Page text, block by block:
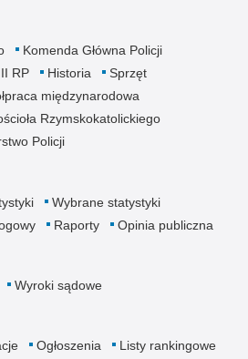
Komenda Główna Policji
RP Historia
Sprzęt
międzynarodowa
Rzymskokatolickiego
Policji
Wybrane statystyki
Raporty Opinia publiczna
Wyroki sądowe
Ogłoszenia
Listy rankingowe